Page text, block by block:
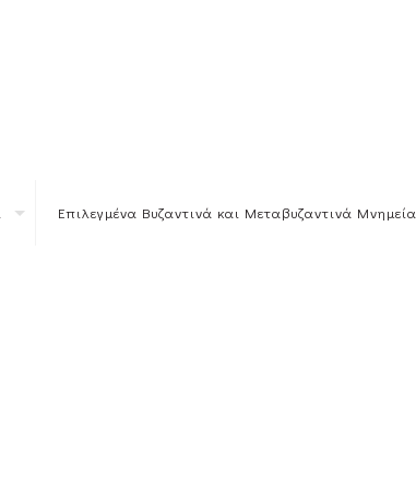
Επιλεγμένα Βυζαντινά και Μεταβυζαντινά Μνημεία